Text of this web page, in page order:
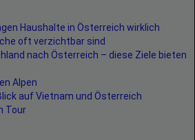
Haushalte in Österreich wirklich
oft verzichtbar sind
nach Österreich – diese Ziele bieten
Alpen
auf Vietnam und Österreich
Tour